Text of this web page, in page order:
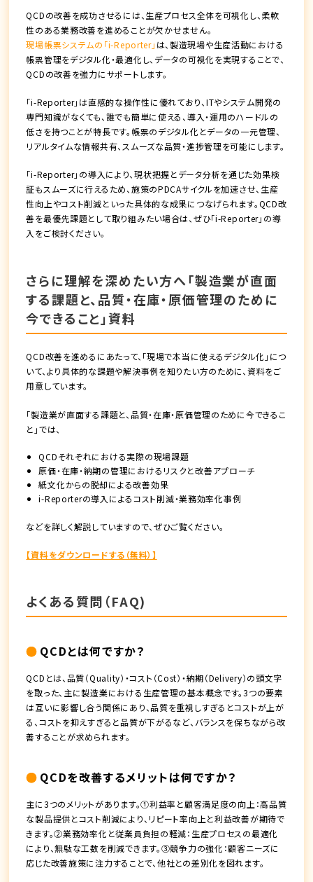
QCDの改善を成功させるには、生産プロセス全体を可視化し、柔軟
性のある業務改善を進めることが欠かせません。
現場帳票システムの「i-Reporter」 は、製造現場や生産活動における
帳票管理をデジタル化・最適化し、データの可視化を実現することで、
QCDの改善を強力にサポートします。
「i-Reporter」は直感的な操作性に優れており、ITやシステム開発の
専門知識がなくても、誰でも簡単に使える、導入・運用のハードルの
低さを持つことが特長です。帳票のデジタル化とデータの一元管理、
リアルタイムな情報共有、スムーズな品質・進捗管理を可能にします。
「i-Reporter」の導入により、現状把握とデータ分析を通じた効果検
証もスムーズに行えるため、施策のPDCAサイクルを加速させ、生産
性向上やコスト削減といった具体的な成果につなげられます。QCD改
善を最優先課題として取り組みたい場合は、ぜひ「i-Reporter」の導
入をご検討ください。
さらに理解を深めたい方へ「製造業が直面
する課題と、品質・在庫・原価管理のために
今できること」資料
QCD改善を進めるにあたって、「現場で本当に使えるデジタル化」につ
いて、より具体的な課題や解決事例を知りたい方のために、資料をご
用意しています。
「製造業が直面する課題と、品質・在庫・原価管理のために今できるこ
と」では、
QCDそれぞれにおける実際の現場課題
原価・在庫・納期の管理におけるリスクと改善アプローチ
紙文化からの脱却による改善効果
i-Reporterの導入によるコスト削減・業務効率化事例
などを詳しく解説していますので、ぜひご覧ください。
【資料をダウンロードする（無料）】
よくある質問（FAQ)
QCDとは何ですか？
QCDとは、品質（Quality）・コスト（Cost）・納期（Delivery）の頭文字
を取った、主に製造業における生産管理の基本概念です。3つの要素
は互いに影響し合う関係にあり、品質を重視しすぎるとコストが上が
る、コストを抑えすぎると品質が下がるなど、バランスを保ちながら改
善することが求められます。
QCDを改善するメリットは何ですか？
主に3つのメリットがあります。①利益率と顧客満足度の向上：高品質
な製品提供とコスト削減により、リピート率向上と利益改善が期待で
きます。②業務効率化と従業員負担の軽減：生産プロセスの最適化
により、無駄な工数を削減できます。③競争力の強化：顧客ニーズに
応じた改善施策に注力することで、他社との差別化を図れます。